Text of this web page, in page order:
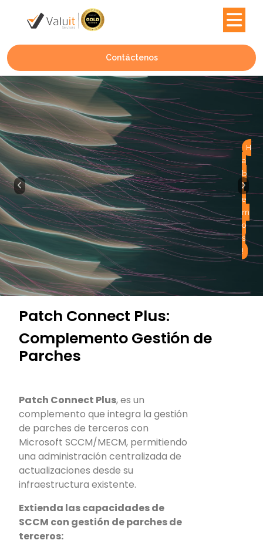
Contáctenos
H
a
b
l
e
m
o
s
!
Patch Connect Plus:
Complemento Gestión de
Parches
Patch Connect Plus, es un
complemento que integra la gestión
de parches de terceros con
Microsoft SCCM/MECM, permitiendo
una administración centralizada de
actualizaciones desde su
infraestructura existente.
Extienda las capacidades de
SCCM con gestión de parches de
terceros: